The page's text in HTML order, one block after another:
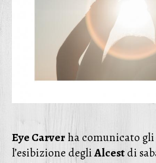
Eye Carverha comunicato
l’esibizione degliAlcestdi